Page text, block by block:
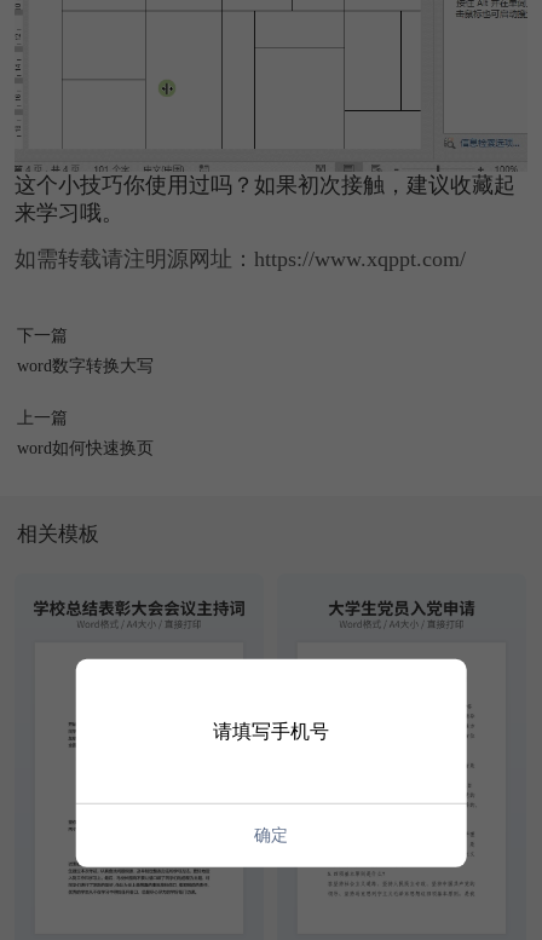
这个小技巧你使用过吗？如果初次接触，建议收藏起
来学习哦。
如需转载请注明源网址：https://www.xqppt.com/
下一篇
word数字转换大写
上一篇
word如何快速换页
相关模板
请填写手机号
确定